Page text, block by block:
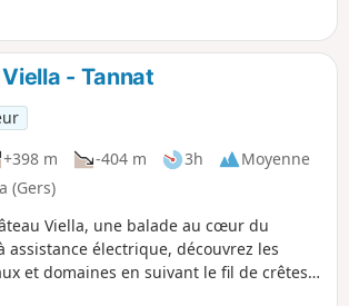
- Tannat
+398 m -404 m 3h
Moyenne
(Gers)
Viella, une balade au cœur du
assistance électrique, découvrez les
et domaines en suivant le fil de crêtes